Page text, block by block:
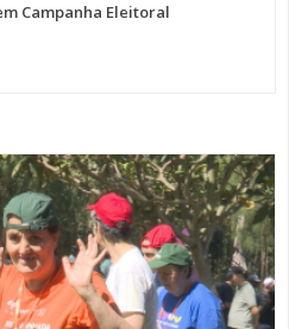
Campanha Eleitoral